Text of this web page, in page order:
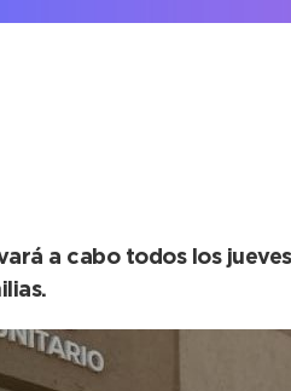
a cabo todos los